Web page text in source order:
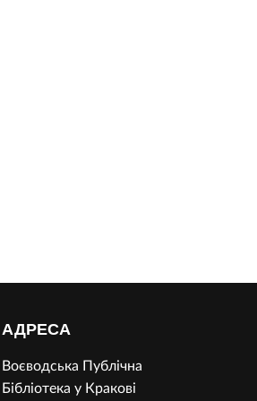
АДРЕСА
Воєводська Публічна
Бібліотека у Кракові